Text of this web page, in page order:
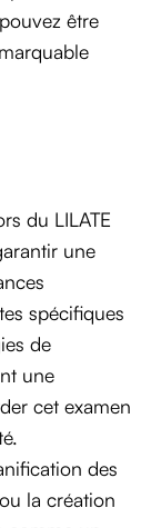
être
du LILATE
une
spécifiques
de
une
cet examen
des
la création